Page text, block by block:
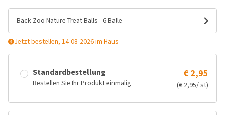
Back Zoo Nature Treat Balls - 6 Bälle
Jetzt bestellen, 14-08-2026 im Haus
Standardbestellung
Bestellen Sie Ihr Produkt einmalig
€ 2,95
(€ 2,95/ st)